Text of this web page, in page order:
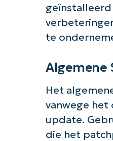
te
Algemene
Het
vanwege het
update.
die het